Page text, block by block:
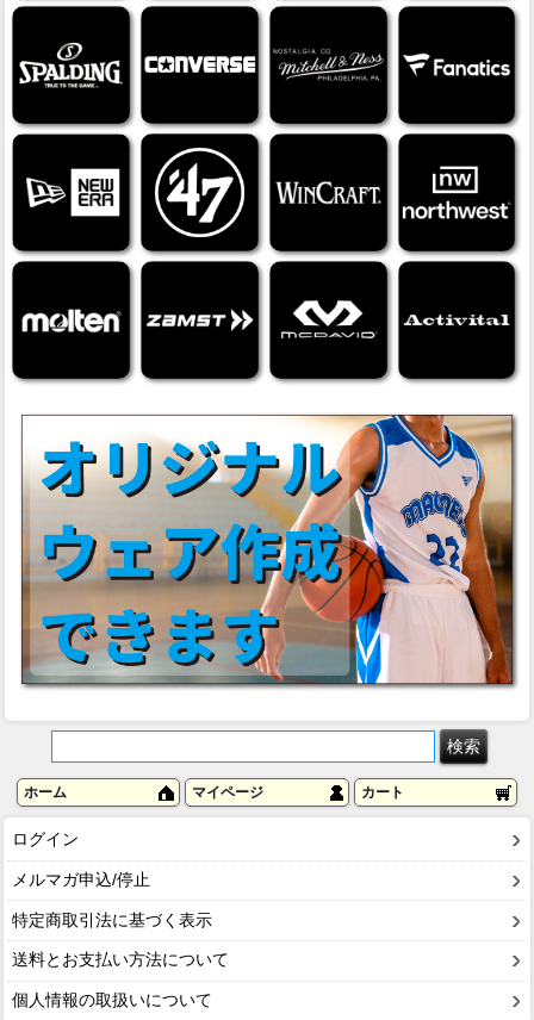
ホーム マイページ カート
ログイン
メルマガ申込/停止
特定商取引法に基づく表示
送料とお支払い方法について
個人情報の取扱いについて